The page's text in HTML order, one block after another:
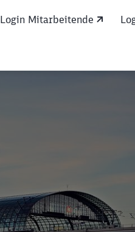
Login Mitarbeitende